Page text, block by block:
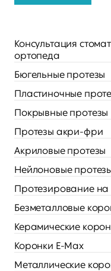
Консультация
ортопеда
Бюгельные протезы
Пластиночные
Покрывные протезы
Протезы акри-фри
Акриловые протезы
Нейлоновые
Протезирование
Безметалловые
Керамические
Коронки E-Max
Металлические